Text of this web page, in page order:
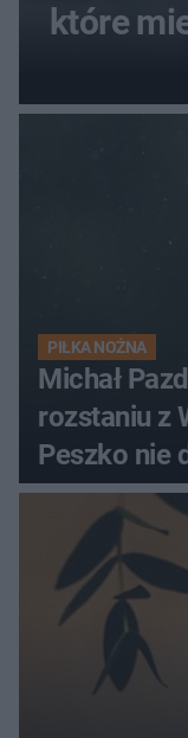
które
PIŁKA NOŻNA
Michał
rozstaniu z
Peszko nie